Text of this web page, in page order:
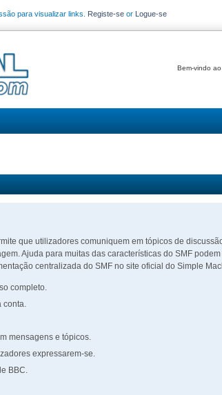
para visualizar links. Registe-se or Logue-se
Bem-vindo
que utilizadores comuniquem em tópicos de
Ajuda para muitas das características do SMF
centralizada do SMF no site oficial do Simple
completo.
conta.
mensagens e tópicos.
expressarem-se.
BBC.